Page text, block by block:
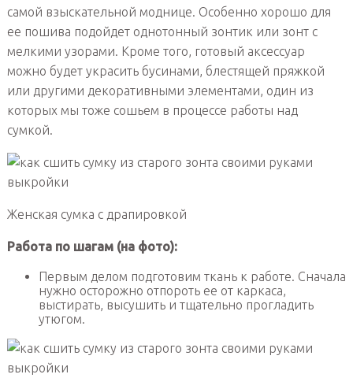
самой взыскательной моднице. Особенно хорошо для
ее пошива подойдет однотонный зонтик или зонт с
мелкими узорами. Кроме того, готовый аксессуар
можно будет украсить бусинами, блестящей пряжкой
или другими декоративными элементами, один из
которых мы тоже сошьем в процессе работы над
сумкой.
Женская сумка с драпировкой
Работа по шагам (на фото):
Первым делом подготовим ткань к работе. Сначала
нужно осторожно отпороть ее от каркаса,
выстирать, высушить и тщательно прогладить
утюгом.